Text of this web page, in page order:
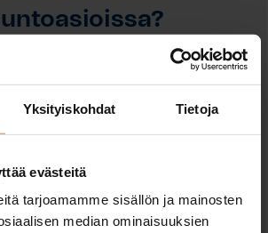
Yksityiskohdat Tietoja
evästeitä
tarjoamamme sisällön ja mainosten
median ominaisuuksien
niin otan yhteyttä
Viljander
+358505244854
markku.viljander@kodista.fi